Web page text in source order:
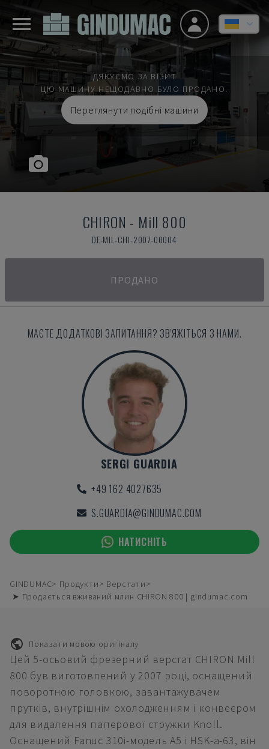
ДЯКУЄМО ЗА ВІЗИТ
ЦЮ МАШИНУ НЕЩОДАВНО БУЛО ПРОДАНО.
Переглянути подібні машини
CHIRON - Mill 800
DE-MIL-CHI-2007-00004
ПРОДАНО
МАЄТЕ ДОДАТКОВІ ЗАПИТАННЯ? ЗВ'ЯЖІТЬСЯ З НАМИ.
SERGI GUARDIA
+49 162 4027635
S.GUARDIA@GINDUMAC.COM
НАТИСНІТЬ
GINDUMAC Продукти
Верстати
➤ Продається вживаний млин CHIRON 800 | gindumac.com
Показати мовою оригіналу
Цей 5-осьовий фрезерний верстат CHIRON Mill
800 був виготовлений у 2007 році, оснащений
поворотною головкою, завантажувачем
прутків, внутрішнім охолодженням і конвеєром
для видалення паперової стружки Knoll.
Оснащений Fanuc 310i-модель A5 і HSK-a-63, він